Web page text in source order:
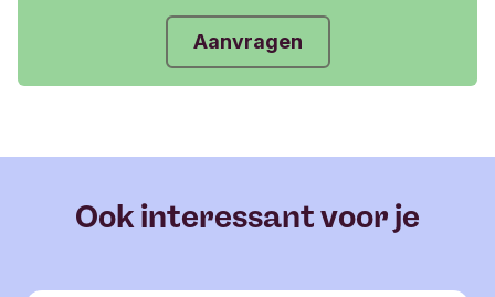
Aanvragen
Ook interessant voor je